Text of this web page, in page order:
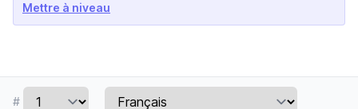
Mettre à niveau
#